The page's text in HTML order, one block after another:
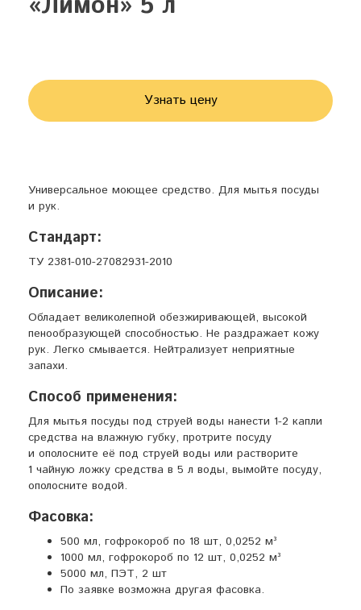
Узнать цену
Универсальное моющее средство. Для мытья посуды
и рук.
Стандарт:
ТУ 2381-010-27082931-2010
Описание:
Обладает великолепной обезжиривающей, высокой
пенообразующей способностью. Не раздражает кожу
рук. Легко смывается. Нейтрализует неприятные
запахи.
Способ применения:
Для мытья посуды под струей воды нанести 1-2 капли
средства на влажную губку, протрите посуду
и ополосните её под струей воды или растворите
1 чайную ложку средства в 5 л воды, вымойте посуду,
ополосните водой.
Фасовка:
500 мл, гофрокороб по 18 шт, 0,0252 м³
1000 мл, гофрокороб по 12 шт, 0,0252 м³
5000 мл, ПЭТ, 2 шт
По заявке возможна другая фасовка.